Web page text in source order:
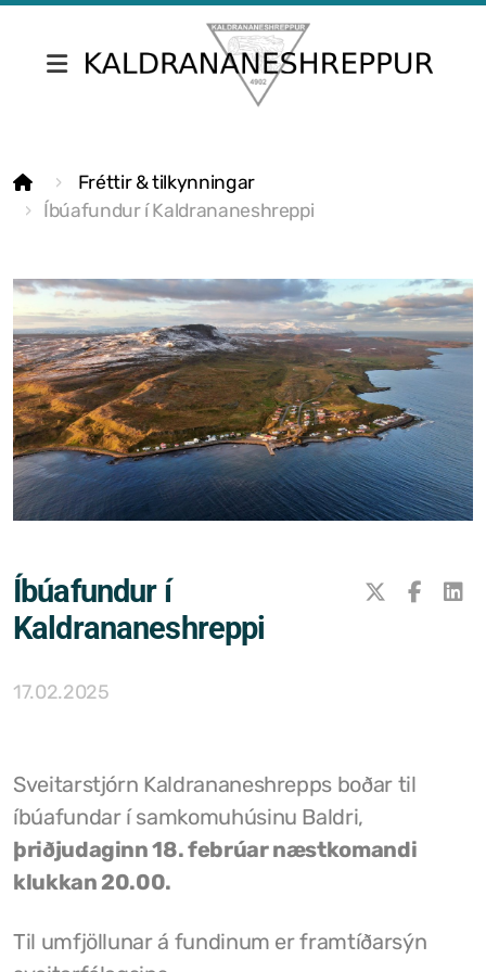
Fréttir & tilkynningar
Íbúafundur í Kaldrananeshreppi
Íbúafundur í
Kaldrananeshreppi
17.02.2025
Sveitarstjórn Kaldrananeshrepps boðar til
íbúafundar í samkomuhúsinu Baldri,
þriðjudaginn 18. febrúar næstkomandi
klukkan 20.00.
Til umfjöllunar á fundinum er framtíðarsýn
Skrifstofa Kaldrananeshrepps
Umsóknir
Nefndir
Fundargerðir sveitarstjórnar
Fundargerðir nefnda
Siðareglur
Samþykktir
Ársreikningar
Félagsþjónusta Stranda og Reykhólahrepps
Slökkvilið Drangsness